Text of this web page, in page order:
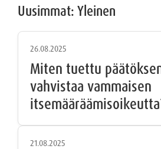
Uusimmat: Yleinen
26.08.2025
Miten tuettu
vahvistaa vammaisen
21.08.2025